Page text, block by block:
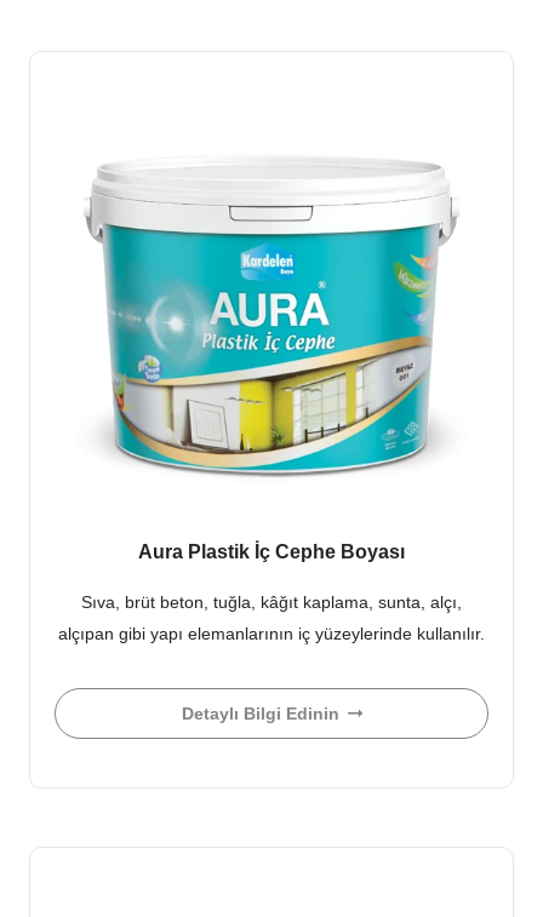
Aura Plastik İç Cephe Boyası
Sıva, brüt beton, tuğla, kâğıt kaplama, sunta, alçı,
alçıpan gibi yapı elemanlarının iç yüzeylerinde kullanılır.
Detaylı Bilgi Edinin